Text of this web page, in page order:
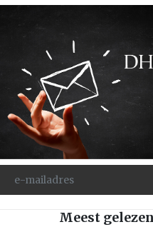
Meest